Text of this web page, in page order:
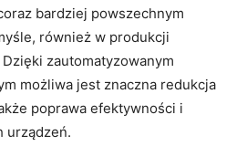
bardziej powszechnym
również‌ w‍ produkcji
zautomatyzowanym
możliwa jest⁣ znaczna redukcja
poprawa​ efektywności i
⁢urządzeń.